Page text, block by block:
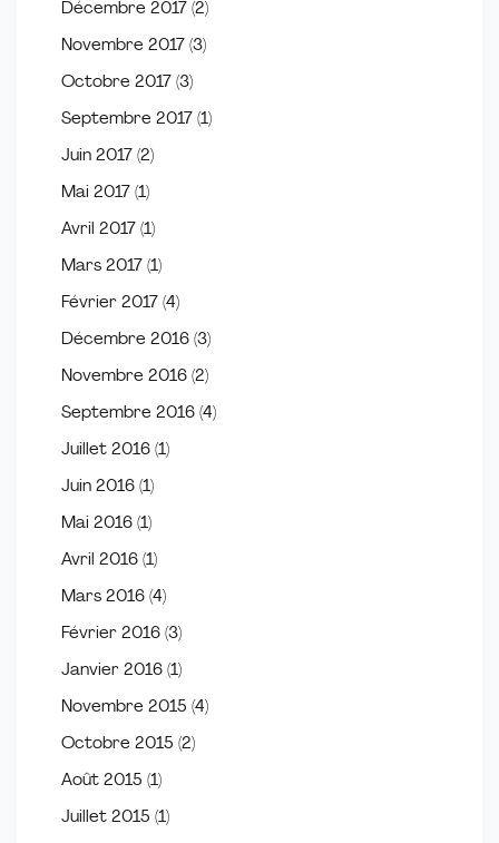
Décembre 2017 (2)
Novembre 2017 (3)
Octobre 2017 (3)
Septembre 2017 (1)
Juin 2017 (2)
Mai 2017 (1)
Avril 2017 (1)
Mars 2017 (1)
Février 2017 (4)
Décembre 2016 (3)
Novembre 2016 (2)
Septembre 2016 (4)
Juillet 2016 (1)
Juin 2016 (1)
Mai 2016 (1)
Avril 2016 (1)
Mars 2016 (4)
Février 2016 (3)
Janvier 2016 (1)
Novembre 2015 (4)
Octobre 2015 (2)
Août 2015 (1)
Juillet 2015 (1)